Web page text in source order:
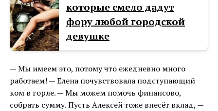
которые смело дадут
фору любой городской
девушке
— Мы имеем это, потому что ежедневно много
работаем! — Елена почувствовала подступающий
ком в горле. — Мы можем помочь финансово,
собрать сумму. Пусть Алексей тоже внесёт вклад, —